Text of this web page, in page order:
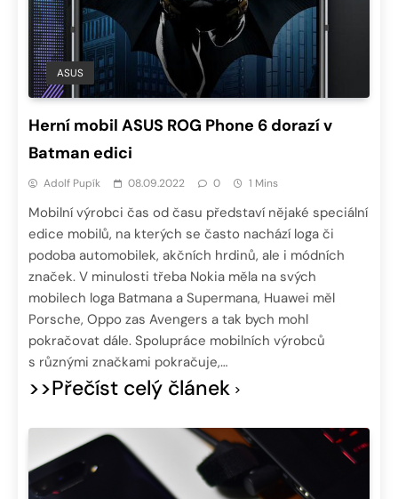
ASUS
Herní mobil ASUS ROG Phone 6 dorazí v
Batman edici
Adolf Pupík 08.09.2022 0 1 Mins
Mobilní výrobci čas od času představí nějaké speciální
edice mobilů, na kterých se často nachází loga či
podoba automobilek, akčních hrdinů, ale i módních
značek. V minulosti třeba Nokia měla na svých
mobilech loga Batmana a Supermana, Huawei měl
Porsche, Oppo zas Avengers a tak bych mohl
pokračovat dále. Spolupráce mobilních výrobců
s různými značkami pokračuje,…
>>Přečíst celý článek